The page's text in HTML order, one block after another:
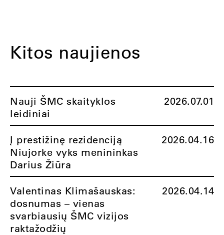
Kitos naujienos
Nauji ŠMC skaityklos
leidiniai
2026.07.01
Į prestižinę rezidenciją
Niujorke vyks menininkas
Darius Žiūra
2026.04.16
Valentinas Klimašauskas:
dosnumas – vienas
svarbiausių ŠMC vizijos
raktažodžių
2026.04.14